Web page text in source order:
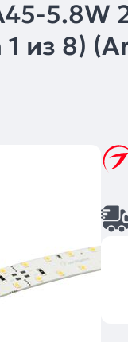
5.8W
из 8)